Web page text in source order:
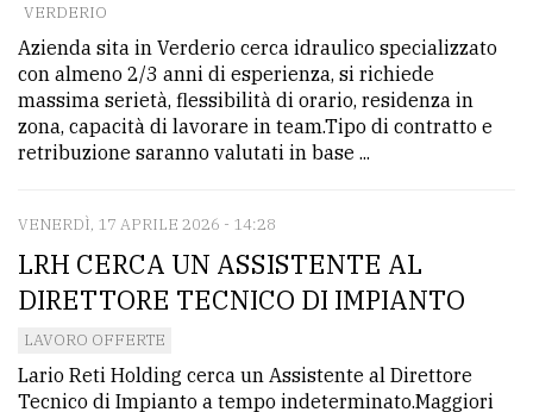
VERDERIO
Azienda sita in Verderio cerca idraulico specializzato
con almeno 2/3 anni di esperienza, si richiede
massima serietà, flessibilità di orario, residenza in
zona, capacità di lavorare in team.Tipo di contratto e
retribuzione saranno valutati in base ...
VENERDÌ, 17 APRILE 2026 - 14:28
LRH CERCA UN ASSISTENTE AL
DIRETTORE TECNICO DI IMPIANTO
LAVORO OFFERTE
Lario Reti Holding cerca un Assistente al Direttore
Tecnico di Impianto a tempo indeterminato.Maggiori